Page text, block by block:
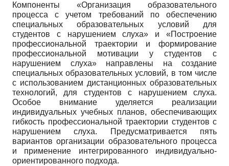
Компоненты «Организация образовательного
процесса с учетом требований по обеспечению
специальных образовательных условий для
студентов с нарушением слуха» и «Построение
профессиональной траектории и формирование
профессиональной мотивации у студентов с
нарушением слуха» направлены на создание
специальных образовательных условий, в том числе
с использованием дистанционных образовательных
технологий, для студентов с нарушением слуха.
Особое внимание уделяется реализации
индивидуальных учебных планов, обеспечивающих
гибкость профессиональной траектории студентов с
нарушением слуха. Предусматривается пять
вариантов организации образовательного процесса
и применение интегрированного индивидуально-
ориентированного подхода.